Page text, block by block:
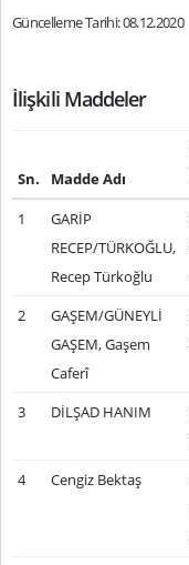
Güncelleme Tarihi: 08.12.2020
İlişkili Maddeler
Sn. Madde Adı
1
GARİP
RECEP/TÜRKOĞLU,
Recep Türkoğlu
2
GAŞEM/GÜNEYLİ
GAŞEM, Gaşem
Caferî
3 DİLŞAD HANIM
4 Cengiz Bektaş